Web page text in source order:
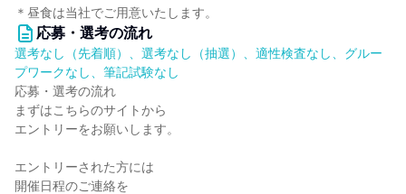
＊昼食は当社でご用意いたします。
応募・選考の流れ
選考なし（先着順）、選考なし（抽選）、適性検査なし、グルー
プワークなし、筆記試験なし
応募・選考の流れ
まずはこちらのサイトから
エントリーをお願いします。
エントリーされた方には
開催日程のご連絡を